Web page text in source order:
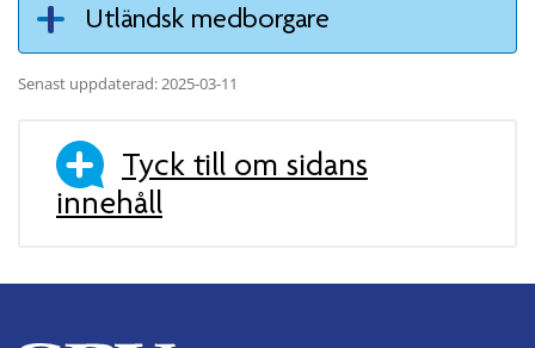
Utländsk medborgare
Senast uppdaterad: 2025-03-11
Tyck till om sidans
innehåll